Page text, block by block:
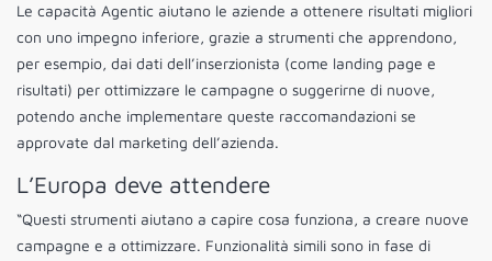
Le capacità Agentic aiutano le aziende a ottenere risultati migliori
con uno impegno inferiore, grazie a strumenti che apprendono,
per esempio, dai dati dell’inserzionista (come landing page e
risultati) per ottimizzare le campagne o suggerirne di nuove,
potendo anche implementare queste raccomandazioni se
approvate dal marketing dell’azienda.
L’Europa deve attendere
“Questi strumenti aiutano a capire cosa funziona, a creare nuove
campagne e a ottimizzare. Funzionalità simili sono in fase di